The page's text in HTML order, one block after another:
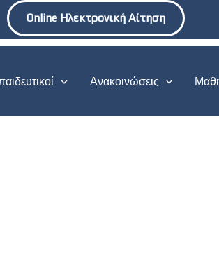
Online Ηλεκτρονική Αίτηση
Ανακοινώσεις